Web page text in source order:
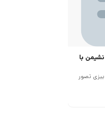
با
تصور